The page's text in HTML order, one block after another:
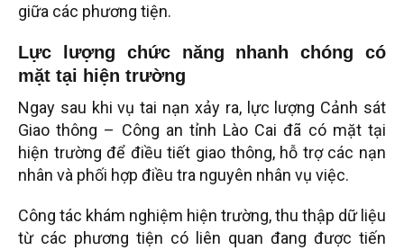
giữa các phương tiện.
Lực lượng chức năng nhanh chóng có
mặt tại hiện trường
Ngay sau khi vụ tai nạn xảy ra, lực lượng Cảnh sát
Giao thông – Công an tỉnh Lào Cai đã có mặt tại
hiện trường để điều tiết giao thông, hỗ trợ các nạn
nhân và phối hợp điều tra nguyên nhân vụ việc.
Công tác khám nghiệm hiện trường, thu thập dữ liệu
từ các phương tiện có liên quan đang được tiến